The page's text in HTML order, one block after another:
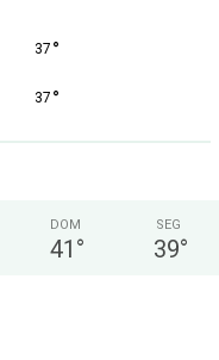
37 °
37 °
DOM
41 °
SEG
39°